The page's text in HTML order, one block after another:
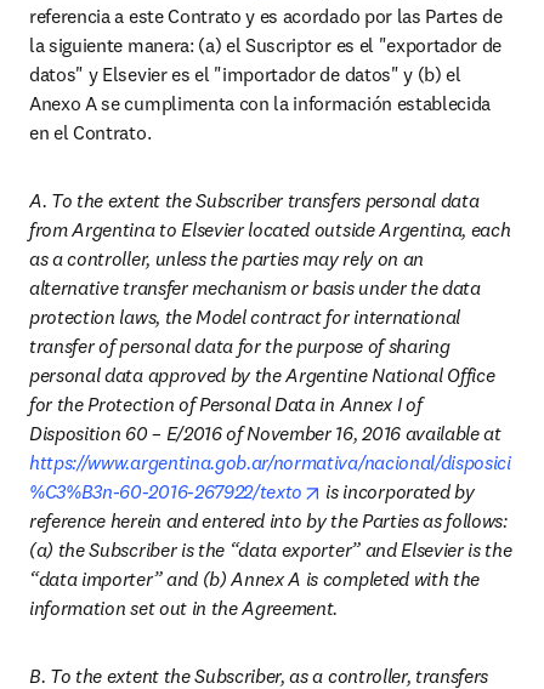
referencia a este Contrato y es acordado por las Partes de
la siguiente manera: (a) el Suscriptor es el "exportador de
datos" y Elsevier es el "importador de datos" y (b) el
Anexo A se cumplimenta con la información establecida
en el Contrato.
A. To the extent the Subscriber transfers personal data
from Argentina to Elsevier located outside Argentina, each
as a controller, unless the parties may rely on an
alternative transfer mechanism or basis under the data
protection laws, the Model contract for international
transfer of personal data for the purpose of sharing
personal data approved by the Argentine National Office
for the Protection of Personal Data in Annex I of
Disposition 60 – E/2016 of November 16, 2016 available at
https://www.argentina.gob.ar/normativa/nacional/disposici
%C3%B3n-60-2016-267922/texto
opens in new tab/window
is incorporated by
reference herein and entered into by the Parties as follows:
(a) the Subscriber is the “data exporter” and Elsevier is the
“data importer” and (b) Annex A is completed with the
information set out in the Agreement.
B. To the extent the Subscriber, as a controller, transfers